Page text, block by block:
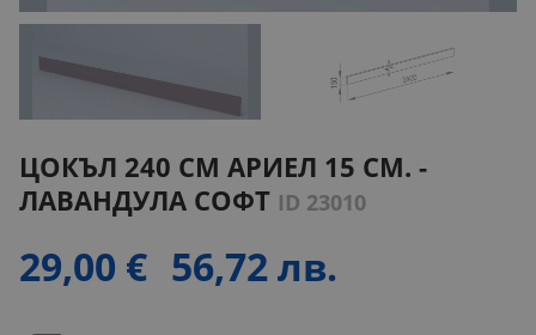
ЦОКЪЛ 240 СМ АРИЕЛ 15 СМ. -
ЛАВАНДУЛА СОФТ ID 23010
29,00 € 56,72 лв.